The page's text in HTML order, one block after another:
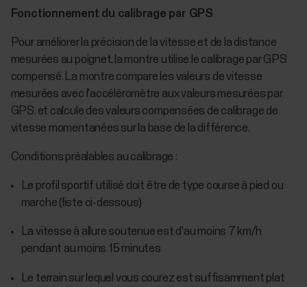
Fonctionnement du calibrage par GPS
Pour améliorer la précision de la vitesse et de la distance
mesurées au poignet, la montre utilise le calibrage par GPS
compensé. La montre compare les valeurs de vitesse
mesurées avec l'accéléromètre aux valeurs mesurées par
GPS, et calcule des valeurs compensées de calibrage de
vitesse momentanées sur la base de la différence.
Conditions préalables au calibrage :
Le profil sportif utilisé doit être de type course à pied ou
marche (liste ci-dessous)
La vitesse à allure soutenue est d'au moins 7 km/h
pendant au moins 15 minutes
Le terrain sur lequel vous courez est suffisamment plat